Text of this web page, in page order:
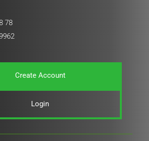
78
Create Account
Login